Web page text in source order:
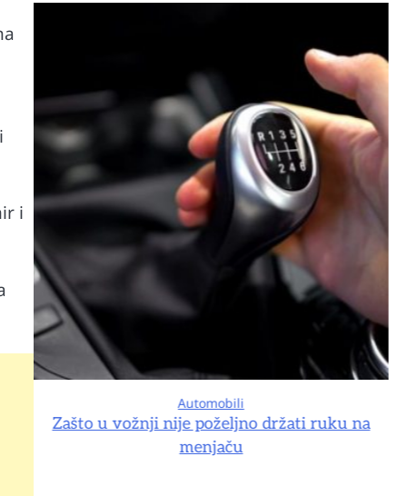
i
Automobili
Zašto u vožnji nije poželjno držati ruku na
menjaču